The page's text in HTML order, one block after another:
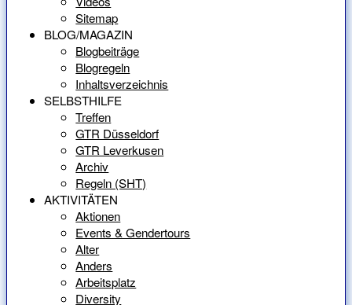
Sitemap
BLOG/MAGAZIN
Blogbeiträge
Blogregeln
Inhaltsverzeichnis
SELBSTHILFE
Treffen
GTR Düsseldorf
GTR Leverkusen
Archiv
Regeln (SHT)
AKTIVITÄTEN
Aktionen
Events & Gendertours
Alter
Anders
Arbeitsplatz
Diversity